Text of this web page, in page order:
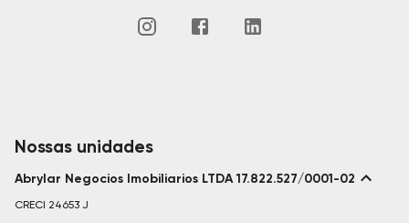
Nossas unidades
Abrylar Negocios Imobiliarios LTDA 17.822.527/0001-02
CRECI 24653 J